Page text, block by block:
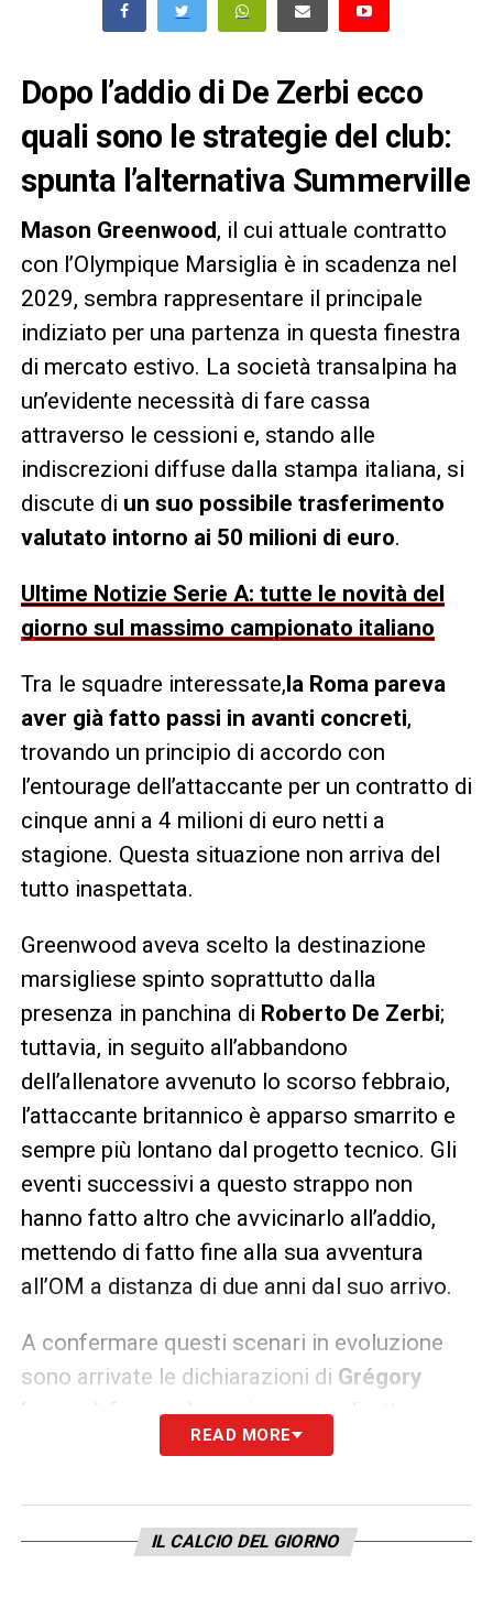
Dopo l’addio di De Zerbi ecco
quali sono le strategie del club:
spunta l’alternativa Summerville
Mason Greenwood, il cui attuale contratto
con l’Olympique Marsiglia è in scadenza nel
2029, sembra rappresentare il principale
indiziato per una partenza in questa finestra
di mercato estivo. La società transalpina ha
un’evidente necessità di fare cassa
attraverso le cessioni e, stando alle
indiscrezioni diffuse dalla stampa italiana, si
discute di un suo possibile trasferimento
valutato intorno ai 50 milioni di euro.
Ultime Notizie Serie A: tutte le novità del
giorno sul massimo campionato italiano
Tra le squadre interessate, la Roma pareva
aver già fatto passi in avanti concreti,
trovando un principio di accordo con
l’entourage dell’attaccante per un contratto di
cinque anni a 4 milioni di euro netti a
stagione. Questa situazione non arriva del
tutto inaspettata.
Greenwood aveva scelto la destinazione
marsigliese spinto soprattutto dalla
presenza in panchina di Roberto De Zerbi;
tuttavia, in seguito all’abbandono
dell’allenatore avvenuto lo scorso febbraio,
l’attaccante britannico è apparso smarrito e
sempre più lontano dal progetto tecnico. Gli
eventi successivi a questo strappo non
hanno fatto altro che avvicinarlo all’addio,
mettendo di fatto fine alla sua avventura
all’OM a distanza di due anni dal suo arrivo.
A confermare questi scenari in evoluzione
sono arrivate le dichiarazioni di Grégory
, fresco di nomina come direttore
sportivo a inizio giugno. Lorenzi ha precisato
giocatori su cuiil club sta riflettendo
intensamente.
READ MORE
IL CALCIO DEL GIORNO